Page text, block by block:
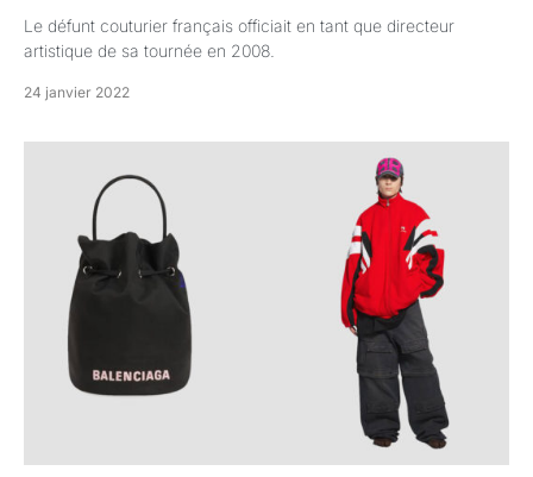
Le défunt couturier français officiait en tant que directeur
artistique de sa tournée en 2008.
24 janvier 2022